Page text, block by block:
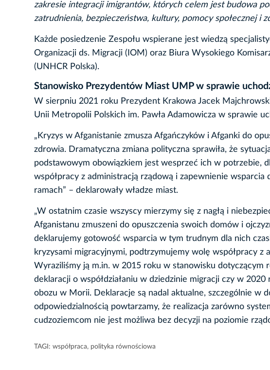
zakresie integracji imigrantów, których celem jest budowa
zatrudnienia, bezpieczeństwa, kultury, pomocy społecznej i
Każde posiedzenie Zespołu wspierane jest wiedzą
Organizacji ds. Migracji (IOM) oraz Biura Wysokiego
(UNHCR Polska).
Stanowisko Prezydentów Miast UMP w sprawie
W sierpniu 2021 roku Prezydent Krakowa Jacek
Unii Metropolii Polskich im. Pawła Adamowicza w sprawie
„Kryzys w Afganistanie zmusza Afgańczyków i Afganki do
zdrowia. Dramatyczna zmiana polityczna sprawiła, że
podstawowym obowiązkiem jest wesprzeć ich w potrzebie,
współpracy z administracją rządową i zapewnienie
ramach” – deklarowały władze miast.
„W ostatnim czasie wszyscy mierzymy się z nagłą i
Afganistanu zmuszeni do opuszczenia swoich domów i
deklarujemy gotowość wsparcia w tym trudnym dla nich
kryzysami migracyjnymi, podtrzymujemy wolę współpracy z
Wyraziliśmy ją m.in. w 2015 roku w stanowisku
deklaracji o współdziałaniu w dziedzinie migracji czy w
obozu w Morii. Deklaracje są nadal aktualne, szczególnie w
odpowiedzialnością powtarzamy, że realizacja zarówno
cudzoziemcom nie jest możliwa bez decyzji na poziomie
TAGI: współpraca, polityka równościowa